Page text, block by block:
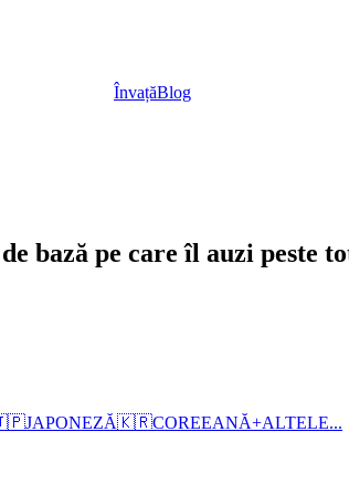
ÎnvațăBlog
bază pe care îl auzi peste
JAPONEZĂ🇰🇷COREEANĂ+ALTELE...